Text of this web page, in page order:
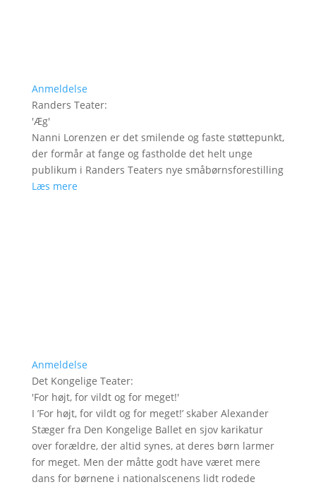
Anmeldelse
Randers Teater:
'Æg'
Nanni Lorenzen er det smilende og faste støttepunkt,
der formår at fange og fastholde det helt unge
publikum i Randers Teaters nye småbørnsforestilling
Læs mere
Anmeldelse
Det Kongelige Teater:
'For højt, for vildt og for meget!'
I ’For højt, for vildt og for meget!’ skaber Alexander
Stæger fra Den Kongelige Ballet en sjov karikatur
over forældre, der altid synes, at deres børn larmer
for meget. Men der måtte godt have været mere
dans for børnene i nationalscenens lidt rodede